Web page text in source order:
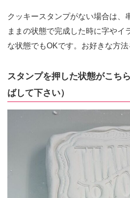
クッキースタンプがない場合は、
ままの状態で完成した時に字やイ
な状態でもOKです。お好きな方法
スタンプを押した状態がこち
ばして下さい）